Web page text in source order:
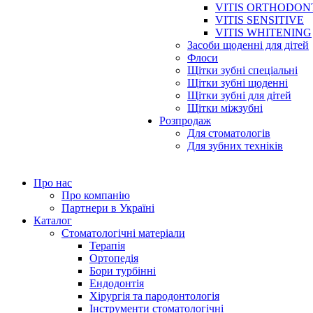
VITIS
VITIS SENSITIVE
VITIS WHITENING
Засоби щоденні для дітей
Флоси
Щітки зубні спеціальні
Щітки зубні щоденні
Щітки зубні для дітей
Щітки міжзубні
Розпродаж
Для стоматологів
Для зубних техніків
Про нас
Про компанію
Партнери в Україні
Каталог
Стоматологічні матеріали
Терапія
Ортопедія
Бори турбінні
Ендодонтія
Хірургія та пародонтологія
Інструменти стоматологічні